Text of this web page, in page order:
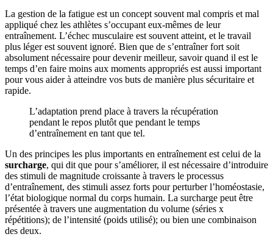
La gestion de la fatigue est un concept souvent mal compris et mal
appliqué chez les athlètes s’occupant eux-mêmes de leur
entraînement. L’échec musculaire est souvent atteint, et le travail
plus léger est souvent ignoré. Bien que de s’entraîner fort soit
absolument nécessaire pour devenir meilleur, savoir quand il est le
temps d’en faire moins aux moments appropriés est aussi important
pour vous aider à atteindre vos buts de manière plus sécuritaire et
rapide.
L’adaptation prend place à travers la récupération
pendant le repos plutôt que pendant le temps
d’entraînement en tant que tel.
Un des principes les plus importants en entraînement est celui de la
surcharge, qui dit que pour s’améliorer, il est nécessaire d’introduire
des stimuli de magnitude croissante à travers le processus
d’entraînement, des stimuli assez forts pour perturber l’homéostasie,
l’état biologique normal du corps humain. La surcharge peut être
présentée à travers une augmentation du volume (séries x
répétitions); de l’intensité (poids utilisé); ou bien une combinaison
des deux.